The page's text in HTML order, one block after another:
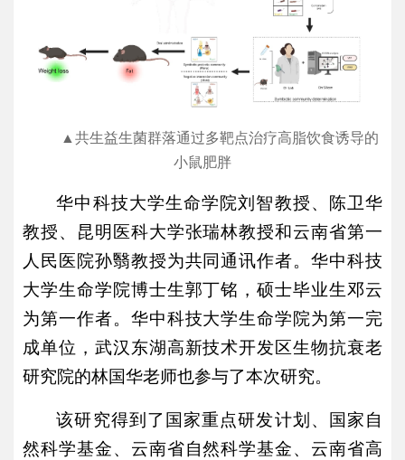
▲ 共生益生菌群落通过多靶点治疗高脂饮食诱导的
小鼠肥胖
华中科技大学生命学院刘智教授、陈卫华
教授、昆明医科大学张瑞林教授和云南省第一
人民医院孙翳教授为共同通讯作者。华中科技
大学生命学院博士生郭丁铭，硕士毕业生邓云
为第一作者。华中科技大学生命学院为第一完
成单位，武汉东湖高新技术开发区生物抗衰老
研究院的林国华老师也参与了本次研究。
该研究得到了国家重点研发计划、国家自
然科学基金、云南省自然科学基金、云南省高